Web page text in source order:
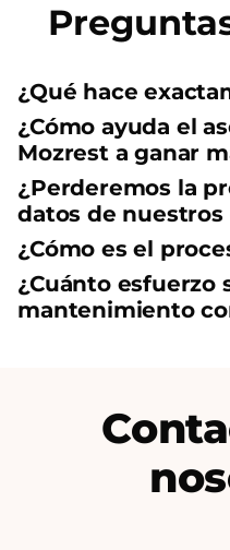
¿Qué hace
¿Cómo ayuda el
Mozrest a ganar
¿Perderemos la
datos de nuestros
¿Cómo es el
¿Cuánto esfuerzo
mantenimiento